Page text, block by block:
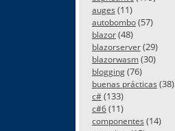
auges (11)
autobombo(57)
blazor(48)
blazorserver(29)
blazorwasm(30)
blogging(76)
buenas prácticas (38)
c#(133)
c#6(11)
componentes (14)